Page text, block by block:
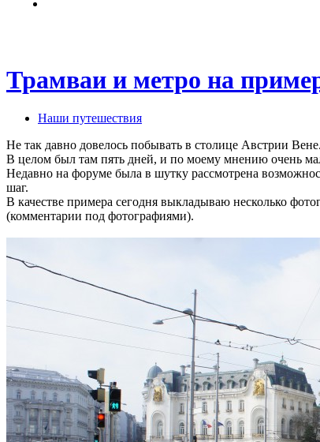
Трамваи и метро на
Наши путешествия
Не так давно довелось побывать в столице Австрии Вене.
В целом был там пять дней, и по моему мнению очень
Недавно на форуме была в шутку рассмотрена
шаг.
В качестве примера сегодня выкладываю несколько
(комментарии под фотографиями).